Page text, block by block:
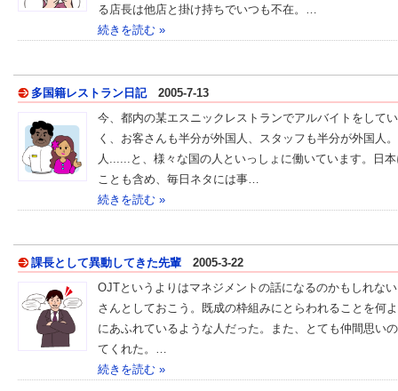
る店長は他店と掛け持ちでいつも不在。…
続きを読む »
多国籍レストラン日記2005-7-13
今、都内の某エスニックレストランでアルバイトをして
く、お客さんも半分が外国人、スタッフも半分が外国人
人......と、様々な国の人といっしょに働いています。日
ことも含め、毎日ネタには事…
続きを読む »
課長として異動してきた先輩 2005-3-22
OJTというよりはマネジメントの話になるのかもしれな
さんとしておこう。既成の枠組みにとらわれることを何
にあふれているような人だった。また、とても仲間思い
てくれた。…
続きを読む »